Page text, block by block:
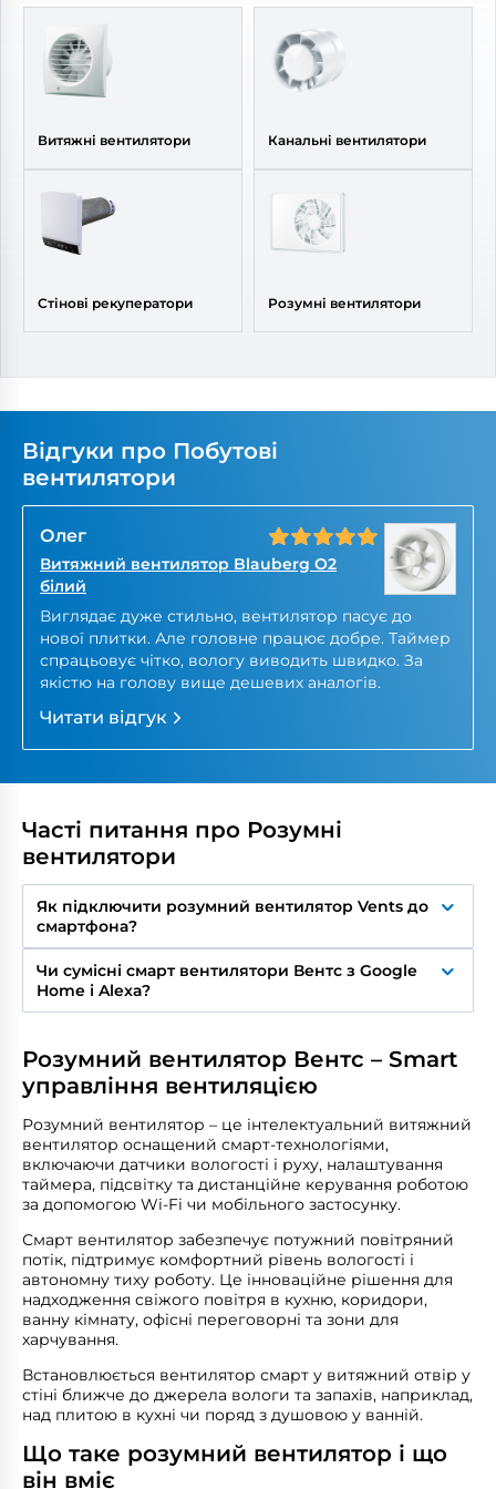
шуму:
27, 28 дБ(А)
шуму:
29 дБ(А)
Витяжні вентилятори
Стінові рекуператори
Канальні вентилятори
Розумні вентилятори
Відгуки про Побутові
вентилятори
Олег
Витяжний вентилятор Blauberg O2
білий
Виглядає дуже стильно, вентилятор пасує до
нової плитки. Але головне працює добре. Таймер
спрацьовує чітко, вологу виводить швидко. За
якістю на голову вище дешевих аналогів.
Читати відгук
Часті питання про Розумні
вентилятори
Як підключити розумний вентилятор Vents до
смартфона?
Через фірмовий мобільний застосунок і Wi-Fi
роутер. Процес підключення займає кілька хвилин
і описаний в інструкції до моделі.
Чи сумісні смарт вентилятори Вентс з Google
Home і Alexa?
Сумісність залежить від конкретної моделі –
серій підтримує голосове управління через
популярні платформи.
Розумний вентилятор Вентс – Smart
управління вентиляцією
Розумний вентилятор – це інтелектуальний витяжний
вентилятор оснащений смарт-технологіями,
включаючи датчики вологості і руху, налаштування
таймера, підсвітку та дистанційне керування роботою
за допомогою Wi-Fi чи мобільного застосунку.
Смарт вентилятор забезпечує потужний повітряний
потік, підтримує комфортний рівень вологості і
автономну тиху роботу. Це інноваційне рішення для
надходження свіжого повітря в кухню, коридори,
ванну кімнату, офісні переговорні та зони для
харчування.
Встановлюється вентилятор смарт у витяжний отвір у
стіні ближче до джерела вологи та запахів, наприклад,
над плитою в кухні чи поряд з душовою у ванній.
Що таке розумний вентилятор і що
він вміє